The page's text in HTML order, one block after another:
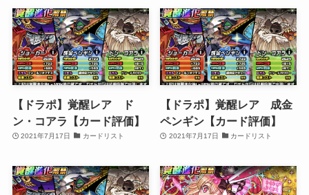
【ドラポ】覚醒レア ド
ン・コアラ【カード評価】
2021年7月17日 カードリスト
【ドラポ】覚醒レア 成金
ペンギン【カード評価】
2021年7月17日 カードリスト